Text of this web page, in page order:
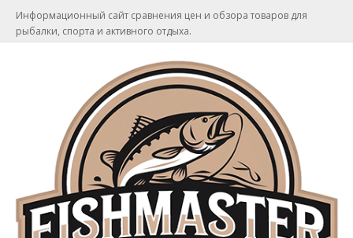
Информационный сайт сравнения цен и обзора товаров для
рыбалки, спорта и активного отдыха.